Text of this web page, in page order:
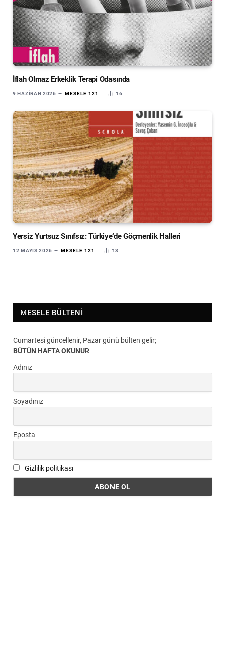
İflah Olmaz Erkeklik Terapi Odasında
9 HAZIRAN 2026 MESELE 121 16
Yersiz Yurtsuz Sınıfsız: Türkiye’de Göçmenlik Halleri
12 MAYIS 2026 MESELE 121 13
MESELE BÜLTENI
Cumartesi güncellenir, Pazar günü bülten gelir;
BÜTÜN HAFTA OKUNUR
Adınız
Soyadınız
Eposta
Gizlilik politikası